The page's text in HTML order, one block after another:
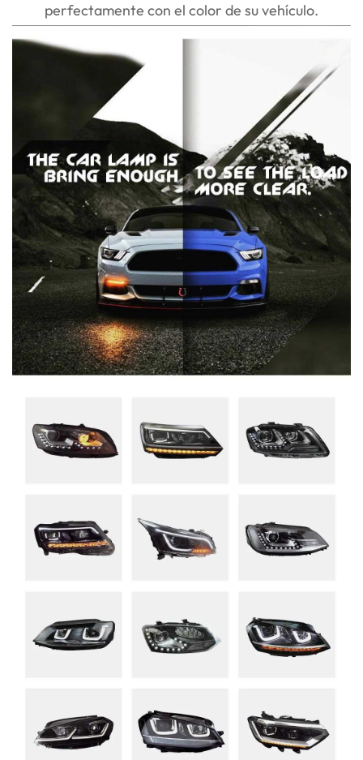
perfectamente con el color de su vehículo.